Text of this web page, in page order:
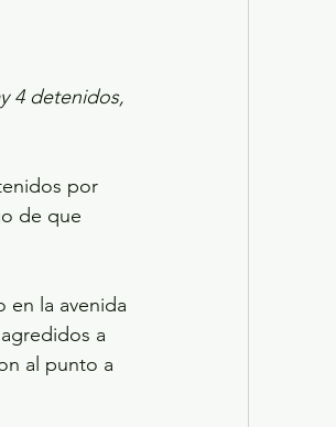
4 detenidos,
por
de que
en la avenida
a
al punto a